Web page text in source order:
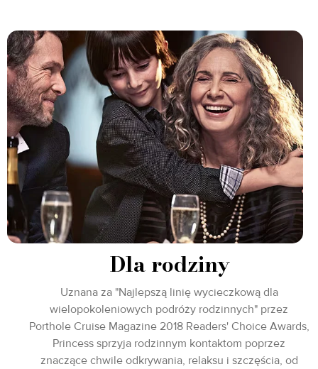
Dla rodziny
Uznana za "Najlepszą linię wycieczkową dla
wielopokoleniowych podróży rodzinnych" przez
Porthole Cruise Magazine 2018 Readers' Choice Awards,
Princess sprzyja rodzinnym kontaktom poprzez
znaczące chwile odkrywania, relaksu i szczęścia, od